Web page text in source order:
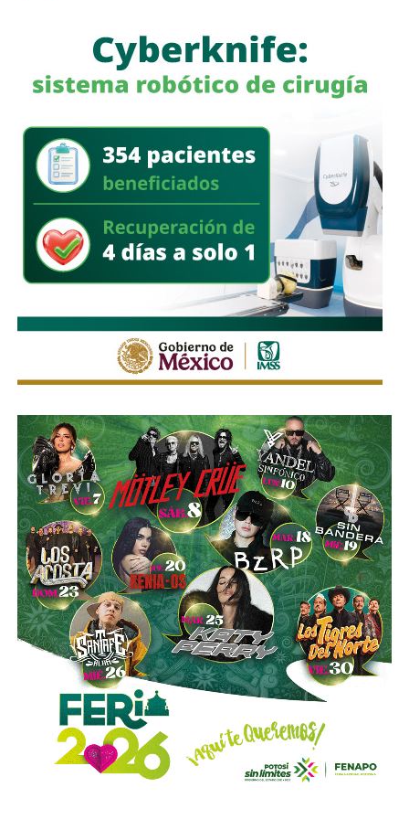
alrededor de 40 cinchos de seguridad para escotillas de
pipas, utilizados comúnmente en el transporte de
combustibles.
En un segundo cateo, realizado en la comunidad de
Laguna de San Vicente, también en territorio potosino, la
FGR aseguró otro inmueble donde presuntamente operaba
un centro de procesamiento ilegal de hidrocarburos.
Ahí fueron encontrados18 tanques verticales, dos líneas
completas de producción para hidrocarburos, alrededor de
40 mil litros de petróleo crudo y diésel, además de
muestras de ácido sulfúrico, hidrocarburos y diversa
documentación relacionada con la operación del sitio.
Las investigaciones también permitieron ejecutar cateos
en Tizayuca, Hidalgo, y Cuautla, Morelos.
En Hidalgo fueron asegurados más de456 mil litrosde un
líquido que podría corresponder a hidrocarburos o
productos químicos utilizados para su procesamiento,
mientras que en Morelos se localizaron documentos,
talones de cheques y muestras obtenidas de diversos
contenedores.
La Fiscalía General de la República informó que estos
operativos forman parte delPlan Estratégico de
Procuración de Justicia 2026-2029, cuyo objetivo es